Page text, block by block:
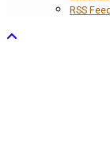
RSS Feed